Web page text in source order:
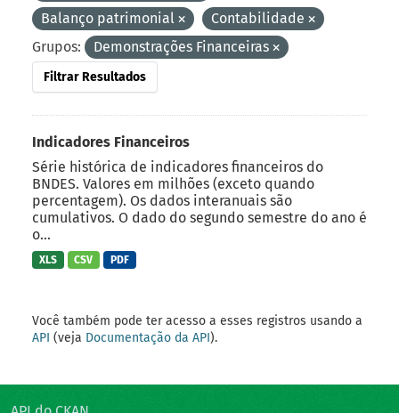
Balanço patrimonial
Contabilidade
Grupos:
Demonstrações Financeiras
Filtrar Resultados
Indicadores Financeiros
Série histórica de indicadores financeiros do
BNDES. Valores em milhões (exceto quando
percentagem). Os dados interanuais são
cumulativos. O dado do segundo semestre do ano é
o...
XLS CSV PDF
Você também pode ter acesso a esses registros usando a
API (veja Documentação da API).